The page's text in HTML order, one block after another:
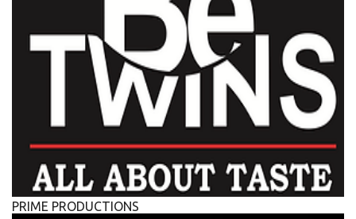
PRIME PRODUCTIONS